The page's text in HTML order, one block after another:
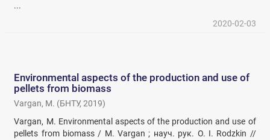
...
2020-02-03
Environmental aspects of the production and use of
pellets from biomass
Vargan, M. (БНТУ,2019)
Vargan, M. Environmental aspects of the production and use of
pellets from biomass / M. Vargan ; науч. рук. О. I. Rodzkin //